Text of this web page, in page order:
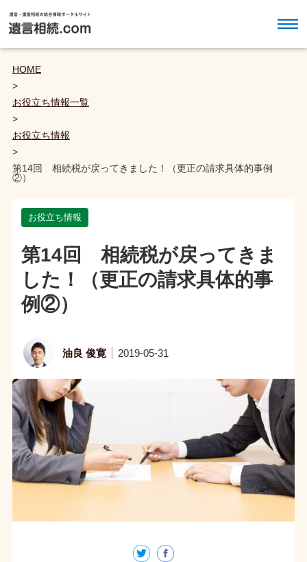
HOME
>
お役立ち情報一覧
>
お役立ち情報
>
第14回 相続税が戻ってきました！（更正の請求具体的事例
②）
お役立ち情報
第14回 相続税が戻ってきま
した！（更正の請求具体的事
例②）
油良 俊寛 2019-05-31